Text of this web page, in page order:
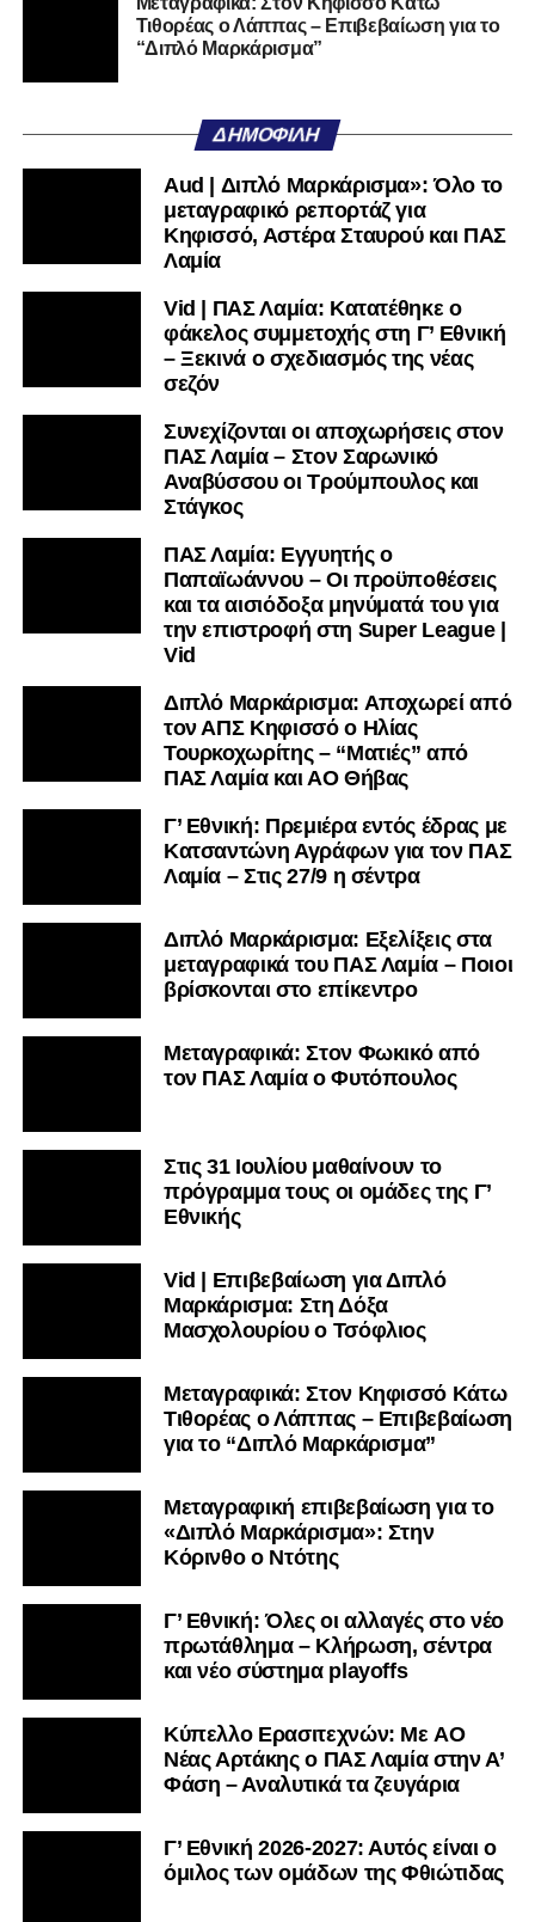
Τιθορέας ο Λάππας – Επιβεβαίωση για το
“Διπλό Μαρκάρισμα”
ΔΗΜΟΦΙΛΉ
Aud | Διπλό Μαρκάρισμα»: Όλο το
μεταγραφικό ρεπορτάζ για
Κηφισσό, Αστέρα Σταυρού και ΠΑΣ
Λαμία
Vid | ΠΑΣ Λαμία: Κατατέθηκε ο
φάκελος συμμετοχής στη Γ’ Εθνική
– Ξεκινά ο σχεδιασμός της νέας
σεζόν
Συνεχίζονται οι αποχωρήσεις στον
ΠΑΣ Λαμία – Στον Σαρωνικό
Αναβύσσου οι Τρούμπουλος και
Στάγκος
ΠΑΣ Λαμία: Εγγυητής ο
Παπαϊωάννου – Οι προϋποθέσεις
και τα αισιόδοξα μηνύματά του για
την επιστροφή στη Super League |
Vid
Διπλό Μαρκάρισμα: Αποχωρεί από
τον ΑΠΣ Κηφισσό ο Ηλίας
Τουρκοχωρίτης – “Ματιές” από
ΠΑΣ Λαμία και ΑΟ Θήβας
Γ’ Εθνική: Πρεμιέρα εντός έδρας με
Κατσαντώνη Αγράφων για τον ΠΑΣ
Λαμία – Στις 27/9 η σέντρα
Διπλό Μαρκάρισμα: Εξελίξεις στα
μεταγραφικά του ΠΑΣ Λαμία – Ποιοι
βρίσκονται στο επίκεντρο
Μεταγραφικά: Στον Φωκικό από
τον ΠΑΣ Λαμία ο Φυτόπουλος
Στις 31 Ιουλίου μαθαίνουν το
πρόγραμμα τους οι ομάδες της Γ’
Εθνικής
Vid | Επιβεβαίωση για Διπλό
Μαρκάρισμα: Στη Δόξα
Μασχολουρίου ο Τσόφλιος
Μεταγραφικά: Στον Κηφισσό Κάτω
Τιθορέας ο Λάππας – Επιβεβαίωση
για το “Διπλό Μαρκάρισμα”
Μεταγραφική επιβεβαίωση για το
«Διπλό Μαρκάρισμα»: Στην
Κόρινθο ο Ντότης
Γ’ Εθνική: Όλες οι αλλαγές στο νέο
πρωτάθλημα – Κλήρωση, σέντρα
και νέο σύστημα playoffs
Kύπελλο Ερασιτεχνών: Με AO
Nέας Αρτάκης ο ΠΑΣ Λαμία στην Α’
Φάση – Αναλυτικά τα ζευγάρια
Γ’ Εθνική 2026-2027: Αυτός είναι ο
όμιλος των ομάδων της Φθιώτιδας